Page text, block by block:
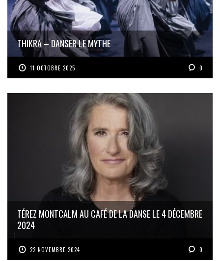
THIKRA – DANSER LE MYTHE
11 OCTOBRE 2025 0
TÉREZ MONTCALM AU CAFÉ DE LA DANSE LE 4 DÉCEMBRE
2024
22 NOVEMBRE 2024 0